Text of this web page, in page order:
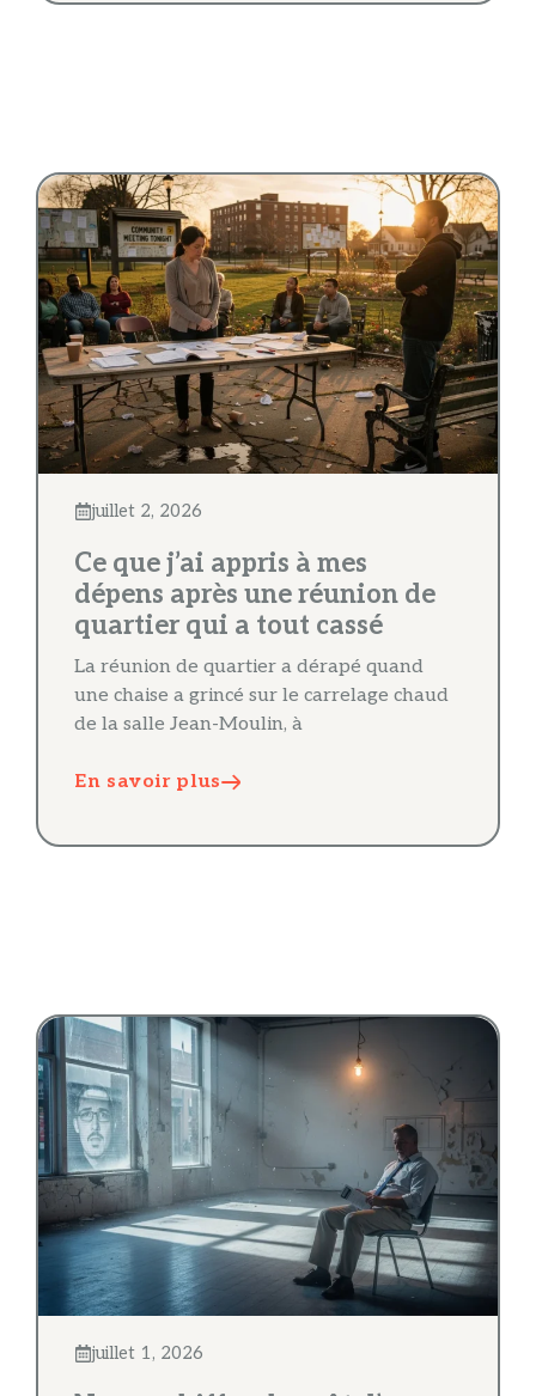
juillet 2, 2026
Ce que j’ai appris à mes
dépens après une réunion de
quartier qui a tout cassé
La réunion de quartier a dérapé quand
une chaise a grincé sur le carrelage chaud
de la salle Jean-Moulin, à
En savoir plus
juillet 1, 2026